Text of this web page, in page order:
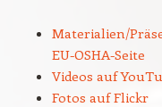
Materialien/
EU-OSHA-Seite
Videos auf
Fotos auf Flickr